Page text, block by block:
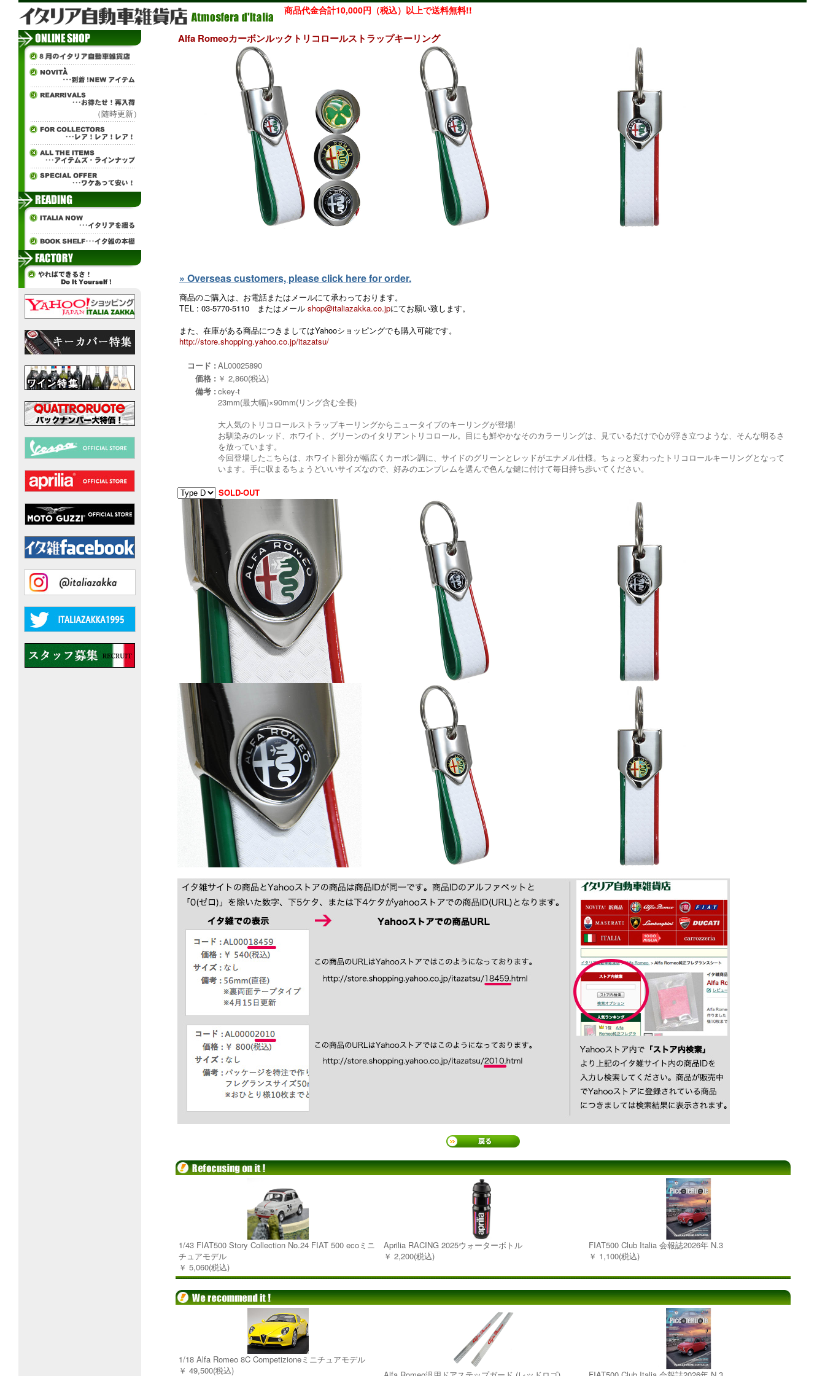
商品代金合計10,000円（税込）以上で送料無料!!
（随時更新）
Alfa Romeoカーボンルックトリコロールストラップキーリング
» Overseas customers, please click here for order.
商品のご購入は、お電話またはメールにて承わっております。
TEL : 03-5770-5110 またはメール shop@italiazakka.co.jpにてお願い致します。
また、在庫がある商品につきましてはYahooショッピングでも購入可能です。
http://store.shopping.yahoo.co.jp/itazatsu/
コード : AL00025890
価格 : ￥ 2,860(税込)
備考 : ckey-t
23mm(最大幅)×90mm(リング含む全長)
大人気のトリコロールストラップキーリングからニュータイプのキーリングが登場!
お馴染みのレッド、ホワイト、グリーンのイタリアントリコロール。目にも鮮やかなそのカラーリングは、見ているだけで心が浮き立つような、そんな明るさ
を放っています。
今回登場したこちらは、ホワイト部分が幅広くカーボン調に、サイドのグリーンとレッドがエナメル仕様。ちょっと変わったトリコロールキーリングとなって
います。手に収まるちょうどいいサイズなので、好みのエンブレムを選んで色んな鍵に付けて毎日持ち歩いてください。
SOLD-OUT
1/43 FIAT500 Story Collection No.24 FIAT 500 ecoミニ
チュアモデル
￥ 5,060(税込)
Aprilia RACING 2025ウォーターボトル
￥ 2,200(税込)
FIAT500 Club Italia 会報誌2026年 N.3
￥ 1,100(税込)
1/18 Alfa Romeo 8C Competizioneミニチュアモデル
￥ 49,500(税込)